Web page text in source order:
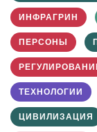
ИНФРАГРИН
ПЕРСОНЫ
ТЕХНОЛОГИИ
ЦИВИЛИЗАЦИЯ